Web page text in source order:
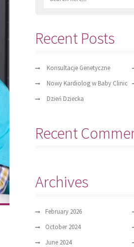
Recent Posts
Konsultacje Genetyczne
Nowy Kardiolog w Baby Clinic
Dzień Dziecka
Recent
Archives
February 2026
October 2024
June 2024